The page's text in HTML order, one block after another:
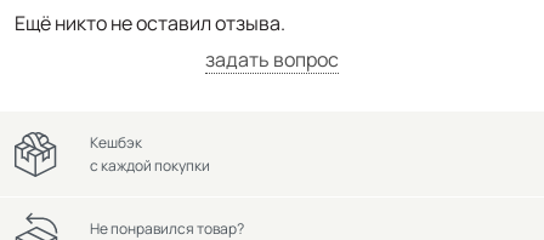
Ещё никто не оставил отзыва.
задать вопрос
Кешбэк
с каждой покупки
Не понравился товар?